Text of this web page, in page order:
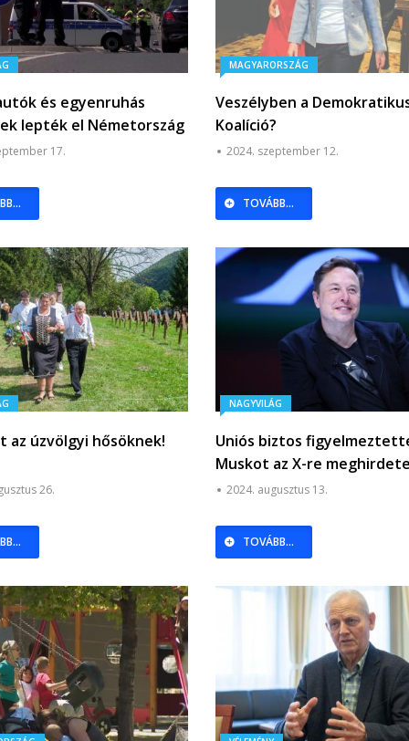
és egyenruhás
lepték el Németország
+ videó
17.
MAGYARORSZÁG
Veszélyben a
Koalíció?
2024. szeptember 12.
TOVÁBB...
az úzvölgyi hősöknek!
26.
NAGYVILÁG
Uniós biztos
Muskot az X-re
közelgő Trump-interjú
2024. augusztus 13.
TOVÁBB...